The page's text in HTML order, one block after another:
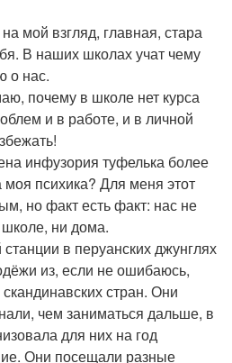
мой взгляд, главная, стара
В наших школах учат чему
о нас.
почему в школе нет курса
и в работе, и в личной
инфузория туфелька более
психика? Для меня этот
но факт есть факт: нас не
ни дома.
в перуанских джунглях
из, если не ошибаюсь,
стран. Они
чем заниматься дальше, в
для них на год
Они посещали разные